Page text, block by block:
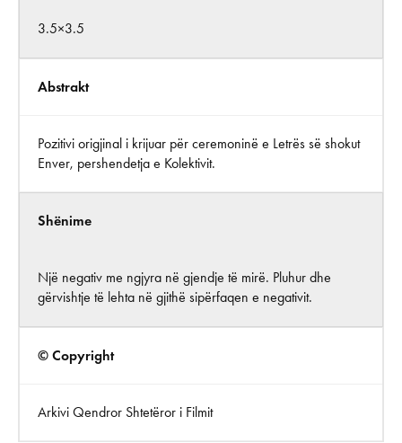
3.5×3.5
Abstrakt
Pozitivi origjinal i krijuar për ceremoninë e Letrës së shokut
Enver, pershendetja e Kolektivit.
Shënime
Një negativ me ngjyra në gjendje të mirë. Pluhur dhe
gërvishtje të lehta në gjithë sipërfaqen e negativit.
© Copyright
Arkivi Qendror Shtetëror i Filmit